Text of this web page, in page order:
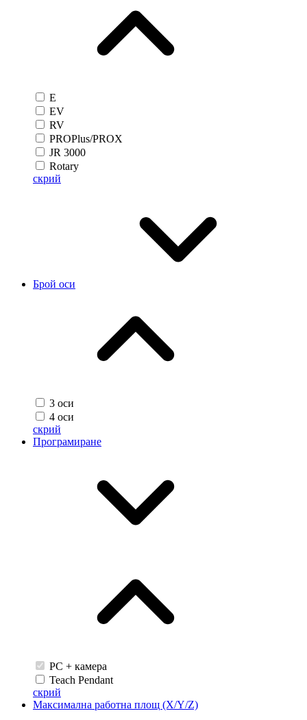
E
EV
RV
PROPlus/PROX
JR 3000
Rotary
скрий
Брой оси
3 оси
4 оси
скрий
Програмиране
PC + камера
Teach Pendant
скрий
Максимална работна площ (X/Y/Z)